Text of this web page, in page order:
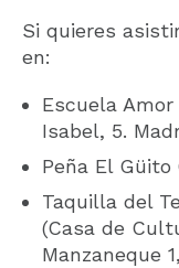
Si quieres
en:
Escuela
Isabel, 5.
Peña El Güito
Taquilla del
(Casa de
Manzaneque